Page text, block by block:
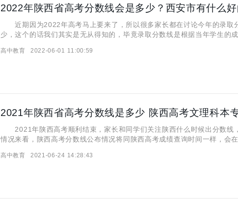
近期因为2022年高考马上要来了，所以很多家长都在讨论今年的录取
少，这个的话我们其实是无从得知的，毕竟录取分数线是根据当年学生的成
给大家带来了2021陕西省得高考录取分数线，各位家长们参考一下。
高中教育 2022-06-01 11:00:59
2021年陕西高考顺利结束，家长和同学们关注陕西什么时候出分数线
情况来看，陕西高考分数线公布情况将同陕西高考成绩查询时间一样，会在
间立即更新。 2021年陕西省高考分数线是多少 陕西高考文
高中教育 2021-06-24 14:28:43